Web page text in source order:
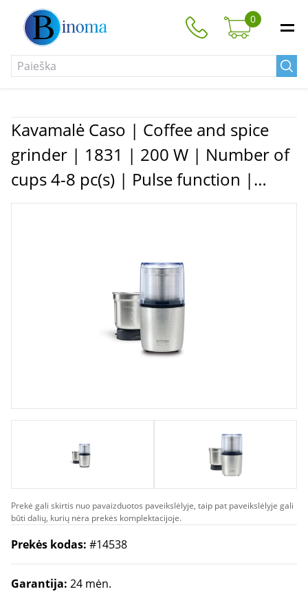
0
Kavamalė Caso | Coffee and spice
grinder | 1831 | 200 W | Number of
cups 4-8 pc(s) | Pulse function |
Stainless steel
Prekė gali skirtis nuo pavaizduotos paveikslėlyje, taip pat paveikslėlyje gali
būti dalių, kurių nėra prekės komplektacijoje.
Prekės kodas: #14538
Garantija: 24 mėn.